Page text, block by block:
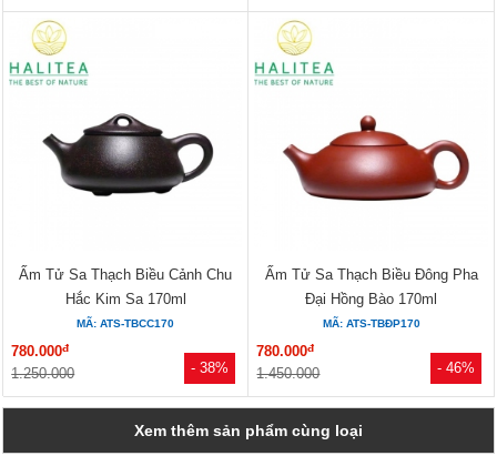
- 38%
Ấm Tử Sa Thạch Biều Cảnh Chu
Hắc Kim Sa 170ml
MÃ: ATS-TBCC170
780.000đ
1.250.000 - 46%
Ấm Tử Sa Thạch Biều Đông Pha
Đại Hồng Bào 170ml
MÃ: ATS-TBĐP170
780.000đ
1.450.000
Xem thêm sản phẩm cùng loại